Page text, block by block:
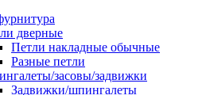
дверные
Петли накладные обычные
Разные петли
засовы/задвижки
Задвижки/шпингалеты